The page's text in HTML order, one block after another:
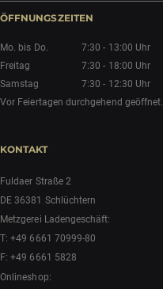
ÖFFNUNGSZEITEN
Mo. bis Do. 7:30 - 13:00 Uhr
Freitag
7:30 - 18:00 Uhr
Samstag
7:30 - 12:30 Uhr
Vor Feiertagen durchgehend geöffnet.
KONTAKT
Fuldaer Straße 2
DE 36381 Schlüchtern
Metzgerei Ladengeschäft:
T:+49 6661 70999-80
F: +49 6661 5828
Onlineshop: